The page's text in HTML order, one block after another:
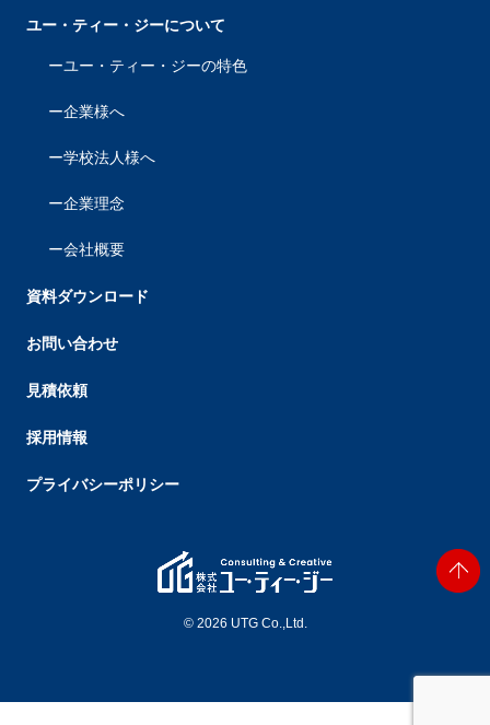
ユー・ティー・ジーについて
ユー・ティー・ジーの特色
企業様へ
学校法人様へ
企業理念
会社概要
資料ダウンロード
お問い合わせ
見積依頼
採用情報
プライバシーポリシー
© 2026 UTG Co.,Ltd.